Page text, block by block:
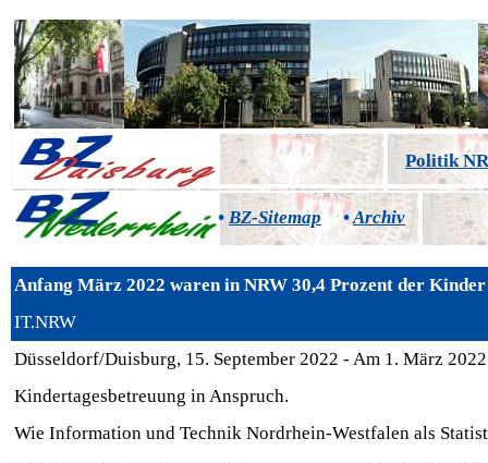
Politik
• BZ-Sitemap •Archiv
Anfang März 2022 waren in NRW 30,4 Prozent der
IT.NRW
Düsseldorf/Duisburg, 15. September 2022 - Am 1. März
Kindertagesbetreuung in Anspruch.
Wie Information und Technik Nordrhein-Westfalen als